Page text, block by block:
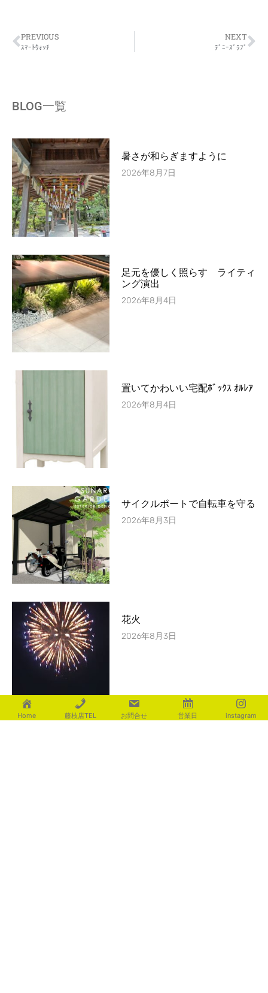
PREVIOUS
ｽﾏｰﾄｳｫｯﾁ
NEXT
ﾃﾞﾆｰｽﾞﾗﾌﾞ
BLOG一覧
暑さが和らぎますように
2026年8月7日
足元を優しく照らす ライティ
ング演出
2026年8月4日
置いてかわいい宅配ﾎﾞｯｸｽ ｵﾙﾚｱ
2026年8月4日
サイクルポートで自転車を守る
2026年8月3日
花火
2026年8月3日
Home 藤枝店TEL お問合せ 営業日 instagram